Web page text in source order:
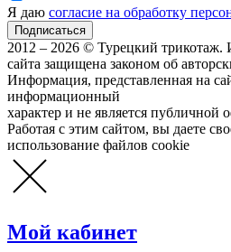
Я даю согласие на обработку
2012 – 2026 © Турецкий
сайта защищена законом об
Информация, представленная на
информационный
характер и не является публичной
Работая с этим сайтом, вы даете
использование файлов cookie
Мой кабинет